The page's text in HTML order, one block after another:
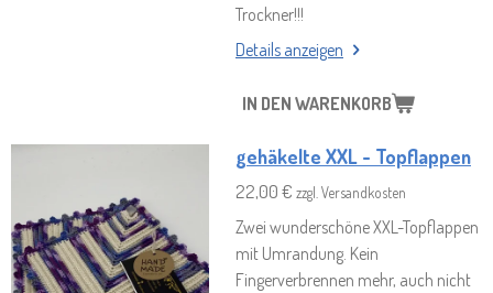
Trockner!!!
Details anzeigen
IN DEN WARENKORB
gehäkelte XXL - Topflappen
22,00 € zzgl. Versandkosten
Zwei wunderschöne XXL-Topflappen
mit Umrandung. Kein
Fingerverbrennen mehr, auch nicht